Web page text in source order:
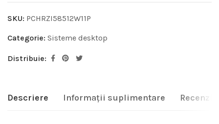
SKU: PCHRZI58512W11P
Categorie: Sisteme desktop
Distribuie:
Descriere Informații suplimentare Recenzii